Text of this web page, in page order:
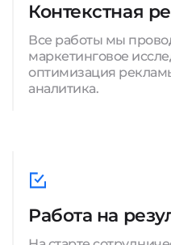
Контекстная
Все работы мы
маркетинговое
оптимизация
аналитика.
Работа на